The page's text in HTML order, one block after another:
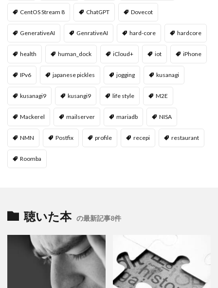
CentOS Stream 8 ChatGPT Dovecot
GenerativeAI GenrativeAI hard-core hardcore
health human_dock iCloud+ iot iPhone
IPv6 japanese pickles jogging kusanagi
kusanagi9 kusangi9 life style M2E
Mackerel mailserver mariadb NISA
NMN Postfix profile recepi restaurant
Roomba
聴いた本 の最新記事8件